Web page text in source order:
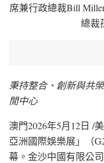
席兼行政總裁Bill
總裁
秉持整合、創新與共
閒中心
澳門2026年5月12日 /
亞洲國際娛樂展」（
幕。金沙中國有限公